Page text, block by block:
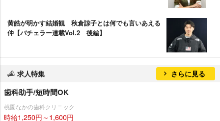
黄皓が明かす結婚観 秋倉諒子とは何でも言いあえる
仲【バチェラー連載Vol.2 後編】
求人特集 さらに見る
歯科助手/短時間OK
桃園なかの歯科クリニック
時給1,250円～1,600円